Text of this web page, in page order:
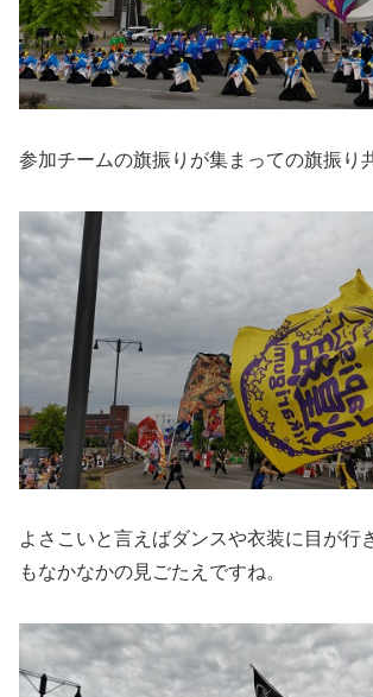
参加チームの旗振りが集まっての旗振り
よさこいと言えばダンスや衣装に目が行
もなかなかの見ごたえですね。